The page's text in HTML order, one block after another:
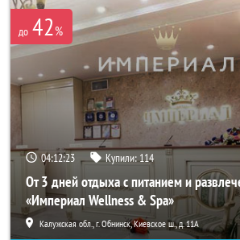
до 42%
04:12:23 Купили:114
От 3 дней отдыха с питанием и
«Империал Wellness & Spa»
Калужская обл., г. Обнинск, Киевское ш., д. 11А